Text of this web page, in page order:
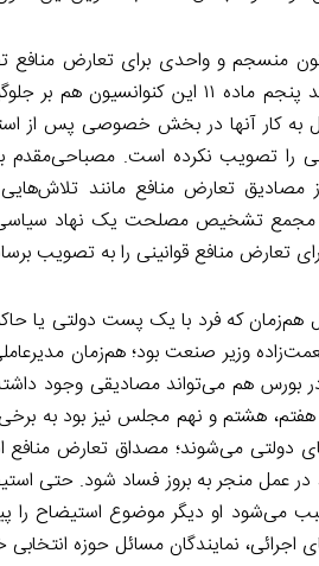
فساد با هدف جلوگیری از تعارض منافع وضع شده
کار آنها در بخش خصوصی پس از
را تصویب نکرده است.
مصادیق تعارض منافع مانند
تشخیص مصلحت یک نهاد سیاسی
تعارض منافع قوانینی را به تصویب
هم‌زمان که فرد با یک پست دولتی
وزیر صنعت بود؛ هم‌زمان
بورس هم می‌تواند مصادیقی وجود
هفتم، هشتم و نهم مجلس نیز بود به
دولتی می‌شوند؛ مصداق تعارض منافع
عمل منجر به بروز فساد شود. حتی
می‌شود او دیگر موضوع استیضاح را
نمایندگان مسائل حوزه انتخابی